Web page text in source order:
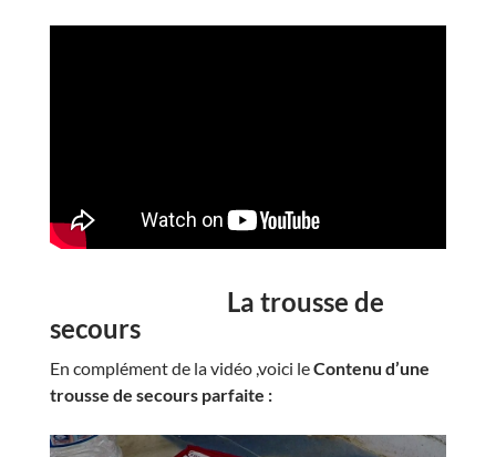
La trousse de
secours
En complément de la vidéo ,voici leContenu d’une
trousse de secours parfaite :